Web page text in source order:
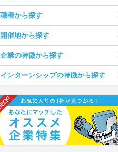
職種から探す
開催地から探す
企業の特徴から探す
インターンシップの特徴から探す